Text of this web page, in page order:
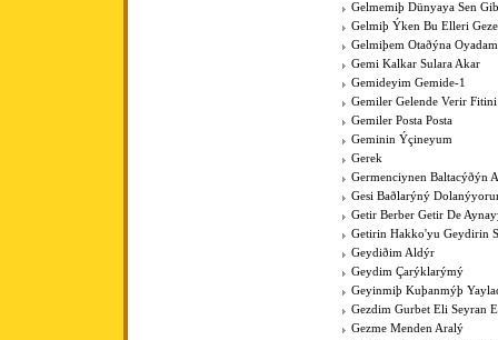
Gelmemiþ Dünyaya Sen
Gelmiþ Ýken Bu Elleri
Gelmiþem Otaðýna
Gemi Kalkar Sulara Akar
Gemideyim Gemide-1
Gemiler Gelende Verir Fitini
Gemiler Posta Posta
Geminin Ýçineyum
Gerek
Germenciynen Baltacýðýn
Gesi Baðlarýný
Getir Berber Getir De
Getirin Hakko'yu Geydirin
Geydiðim Aldýr
Geydim Çarýklarýmý
Geyinmiþ Kuþanmýþ
Gezdim Gurbet Eli Seyran
Gezme Menden Aralý